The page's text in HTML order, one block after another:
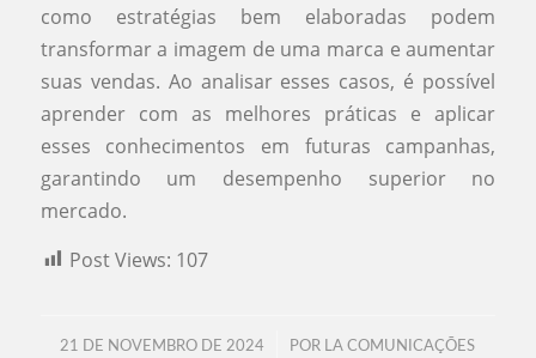
como estratégias bem elaboradas podem
transformar a imagem de uma marca e aumentar
suas vendas. Ao analisar esses casos, é possível
aprender com as melhores práticas e aplicar
esses conhecimentos em futuras campanhas,
garantindo um desempenho superior no
mercado.
Post Views: 107
21 DE NOVEMBRO DE 2024
/ POR LA COMUNICAÇÕES